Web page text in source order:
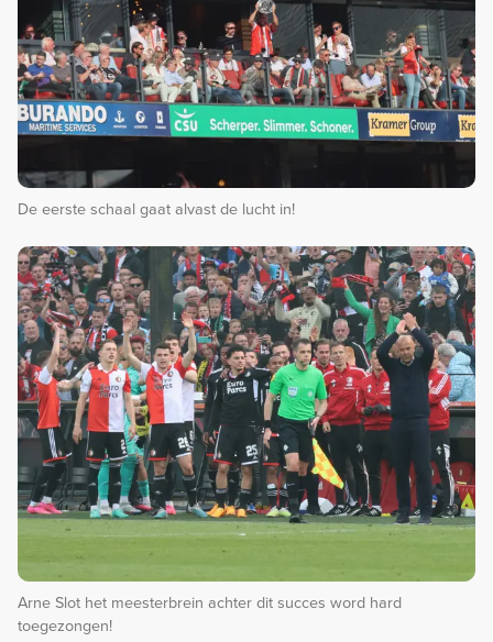
De eerste schaal gaat alvast de lucht in!
Arne Slot het meesterbrein achter dit succes word hard
toegezongen!